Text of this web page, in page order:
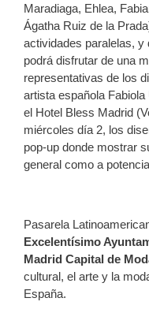
Maradiaga, Ehlea,
Ágatha Ruiz de la
actividades paralelas, y
podrá disfrutar de una
representativas de los
artista española
el Hotel Bless Madrid
miércoles día 2, los
pop-up donde mostrar
general como a
Pasarela
Excelentísimo
Madrid Capital de
cultural, el arte y la
España.